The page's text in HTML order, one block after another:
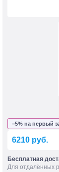
−5% на первый
6210 руб.
Бесплатная
Для отдалённых